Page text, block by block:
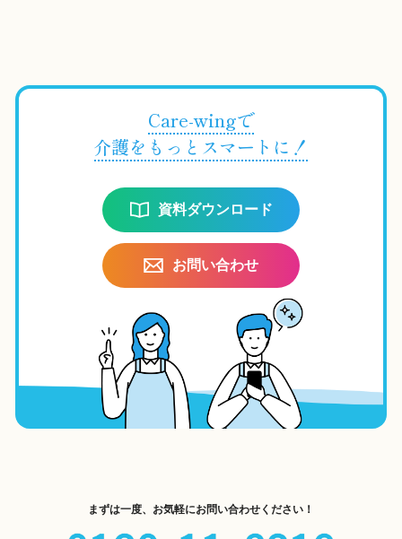
Care-wingで
介護をもっとスマートに！
資料ダウンロード
お問い合わせ
まずは一度、お気軽にお問い合わせください！